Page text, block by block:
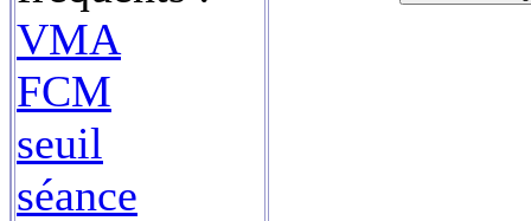
VMA
FCM
seuil
séance